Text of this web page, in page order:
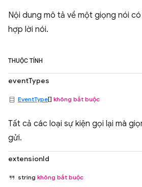
Nội dung mô tả về một giọng nói
hợp lời nói.
THUỘC TÍNH
eventTypes
EventType[] không bắt buộc
Tất cả các loại sự kiện gọi lại mà
gửi.
extensionId
string không bắt buộc